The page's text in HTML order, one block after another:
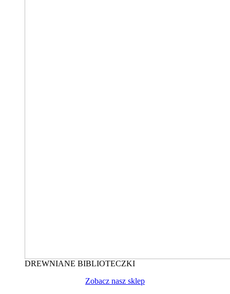
DREWNIANE BIBLIOTECZKI
Zobacz nasz sklep